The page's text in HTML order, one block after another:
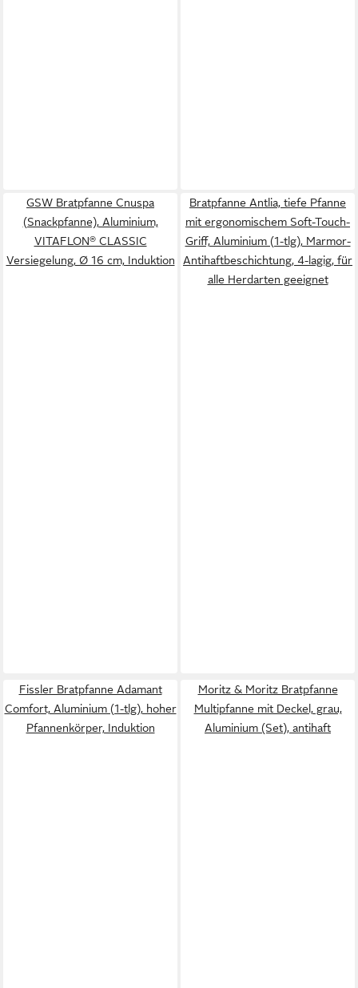
GSW Bratpfanne Cnuspa
(Snackpfanne), Aluminium,
VITAFLON® CLASSIC
Versiegelung, Ø 16 cm, Induktion
Bratpfanne Antlia, tiefe Pfanne
mit ergonomischem Soft-Touch-
Griff, Aluminium (1-tlg), Marmor-
Antihaftbeschichtung, 4-lagig, für
alle Herdarten geeignet
Fissler Bratpfanne Adamant
Comfort, Aluminium (1-tlg), hoher
Pfannenkörper, Induktion
Moritz & Moritz Bratpfanne
Multipfanne mit Deckel, grau,
Aluminium (Set), antihaft